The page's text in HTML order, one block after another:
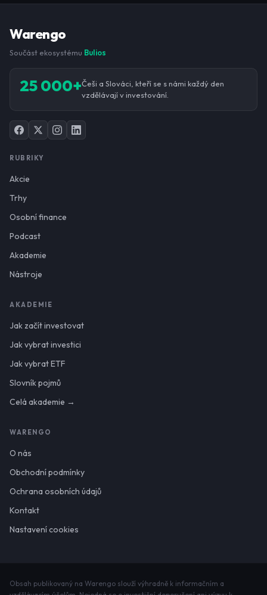
Warengo
Součást ekosystému Bulios
25 000+Češi a Slováci, kteří se s námi každý den
vzdělávají v investování.
RUBRIKY
Akcie
Trhy
Osobní finance
Podcast
Akademie
Nástroje
AKADEMIE
Jak začít investovat
Jak vybrat investici
Jak vybrat ETF
Slovník pojmů
Celá akademie →
WARENGO
O nás
Obchodní podmínky
Ochrana osobních údajů
Kontakt
Nastavení cookies
Obsah publikovaný na Warengo slouží výhradně k informačním a